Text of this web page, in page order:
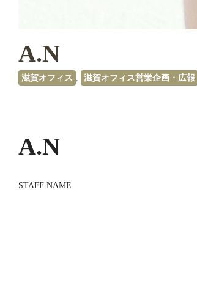
A.N
滋賀オフィス , 滋賀オフィス営業企画・広報
A.N
STAFF NAME